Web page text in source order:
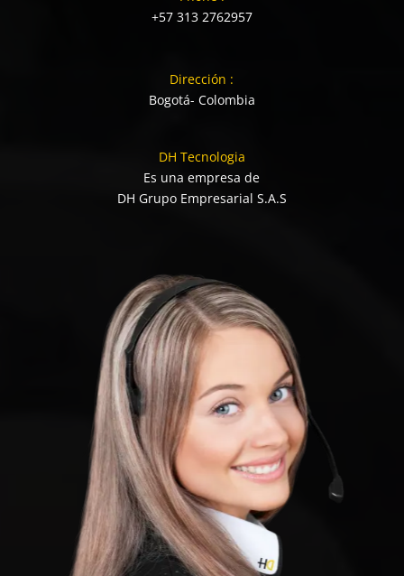
+57 313 2762957
Dirección :
Bogotá- Colombia
DH Tecnologia
Es una empresa de
DH Grupo Empresarial S.A.S